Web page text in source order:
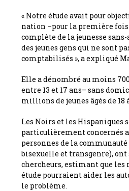
« Notre étude avait pour
nation –pour la première
complète de la jeunesse
des jeunes gens qui ne sont
comptabilisés », a expliqué
Elle a dénombré au moins
entre 13 et 17 ans– sans
millions de jeunes âgés de 18
Les Noirs et les Hispaniques
particulièrement concernés
personnes de la communauté
bisexuelle et transgenre), ont
chercheurs, estimant que les
étude pourraient aider les
le problème.